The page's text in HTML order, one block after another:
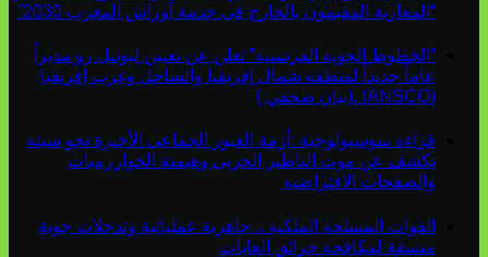
“المغاربة المقيمون بالخارج في خدمة أوراش المغرب 2030”
“الخطوط الجوية الفرنسية” تعلن عن تعيين ليونيل رو مديراً
عاماً جديداً لمنطقة شمال إفريقيا والساحل وغرب إفريقيا
(ANSCO) .(بيان صحفي )
قراءة سوسيولوجية :أزمة العبور الجماعي الأخيرة نحو سبتة
تكشف عن موت التاطير الحزبي وهيمنة الخوارزميات
والصفحات الافتراضية
القوات المسلحة الملكية .. جاهزية عملياتية وتدخلات جوية
منسقة لمكافحة حرائق الغابات